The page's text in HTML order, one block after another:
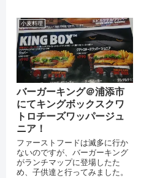
小麦料理
バーガーキング＠浦添市
にてキングボックスクワ
トロチーズワッパージュ
ニア！
ファーストフードは滅多に行か
ないのですが、バーガーキング
がランチマップに登場したた
め、子供達と行ってみました。